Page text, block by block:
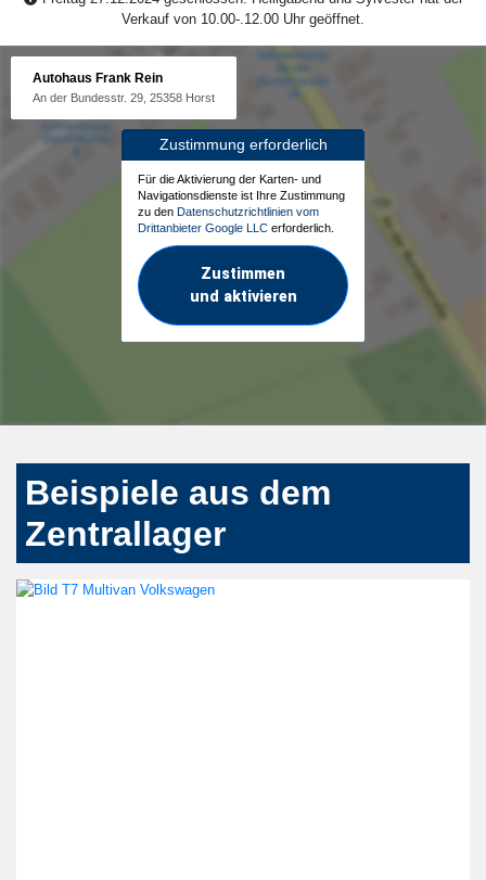
Verkauf von 10.00-.12.00 Uhr geöffnet.
Autohaus Frank Rein
An der Bundesstr. 29, 25358 Horst
Zustimmung erforderlich
Für die Aktivierung der Karten- und
Navigationsdienste ist Ihre Zustimmung
zu den Datenschutzrichtlinien vom
Drittanbieter Google LLC erforderlich.
Zustimmen
und aktivieren
Beispiele aus dem
Zentrallager